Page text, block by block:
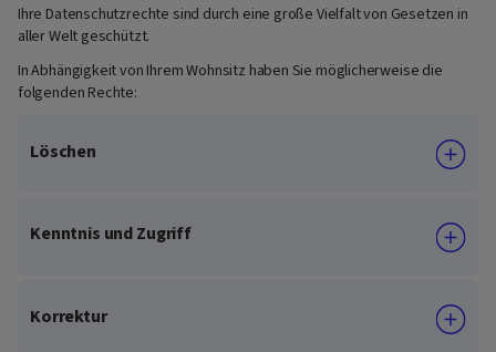
Ihre Datenschutzrechte sind durch eine große Vielfalt von Gesetzen in
aller Welt geschützt.
In Abhängigkeit von Ihrem Wohnsitz haben Sie möglicherweise die
folgenden Rechte:
Löschen
Kenntnis und Zugriff
Korrektur